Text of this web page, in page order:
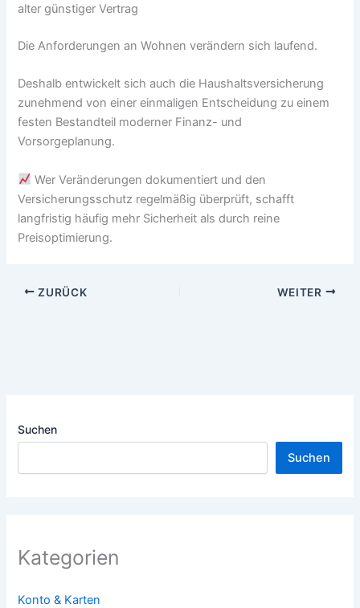
alter günstiger Vertrag
Die Anforderungen an Wohnen verändern sich laufend.
Deshalb entwickelt sich auch die Haushaltsversicherung
zunehmend von einer einmaligen Entscheidung zu einem
festen Bestandteil moderner Finanz- und
Vorsorgeplanung.
Wer Veränderungen dokumentiert und den
Versicherungsschutz regelmäßig überprüft, schafft
langfristig häufig mehr Sicherheit als durch reine
Preisoptimierung.
ZURÜCK WEITER
Suchen
Suchen
Kategorien
Konto & Karten